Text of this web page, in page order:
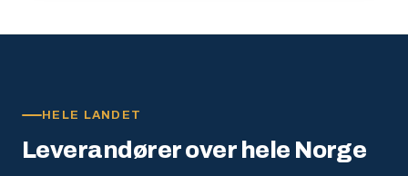
HELE LANDET
Leverandører over hele Norge